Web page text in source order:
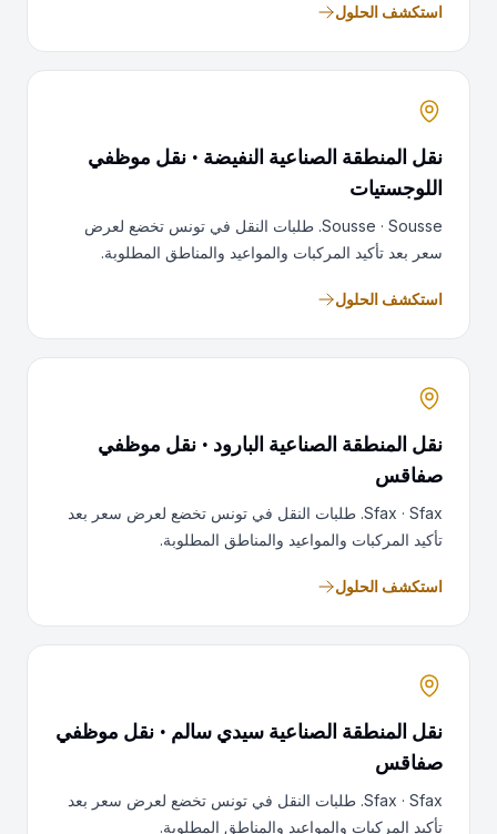
استكشف الحلول
نقل المنطقة الصناعية النفيضة · نقل موظفي
اللوجستيات
Sousse · Sousse. طلبات النقل في تونس تخضع لعرض
سعر بعد تأكيد المركبات والمواعيد والمناطق المطلوبة.
استكشف الحلول
نقل المنطقة الصناعية البارود · نقل موظفي
صفاقس
Sfax · Sfax. طلبات النقل في تونس تخضع لعرض سعر بعد
تأكيد المركبات والمواعيد والمناطق المطلوبة.
استكشف الحلول
نقل المنطقة الصناعية سيدي سالم · نقل موظفي
صفاقس
Sfax · Sfax. طلبات النقل في تونس تخضع لعرض سعر بعد
تأكيد المركبات والمواعيد والمناطق المطلوبة.